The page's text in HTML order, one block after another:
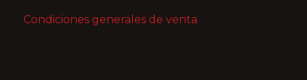
Condiciones generales de venta